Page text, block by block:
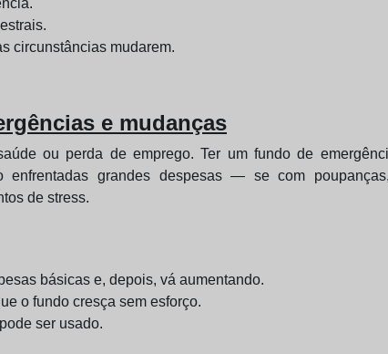
circunstâncias mudarem.
e mudanças
ou perda de emprego. Ter um fundo de
enfrentadas grandes despesas — se com
de stress.
básicas e, depois, vá aumentando.
o fundo cresça sem esforço.
ser usado.